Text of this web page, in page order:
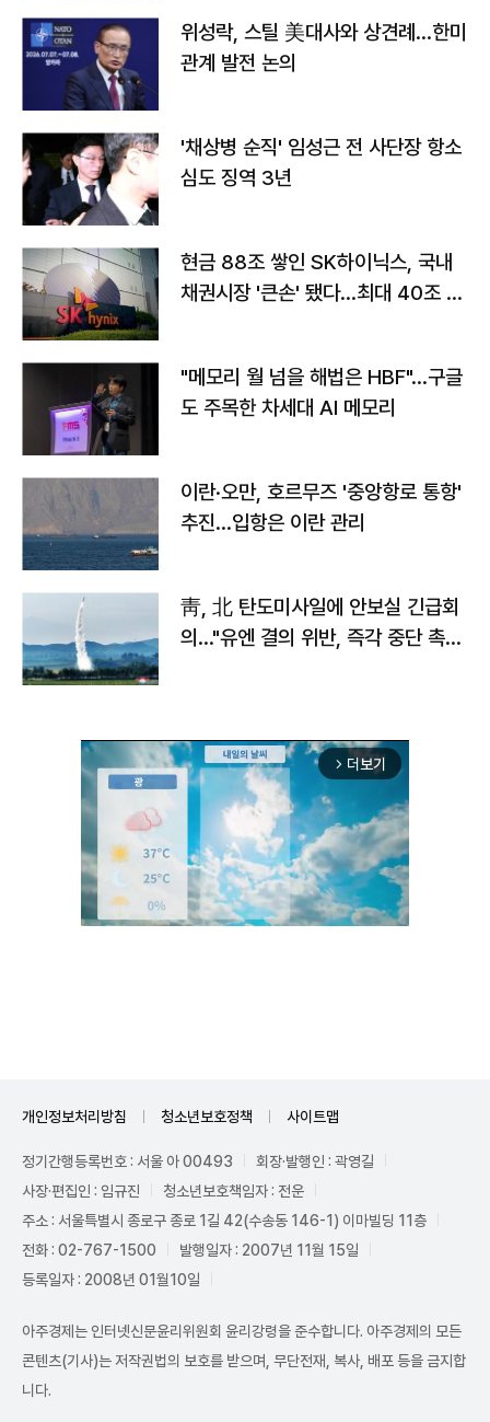
위성락, 스틸 美대사와 상견례…한미
관계 발전 논의
'채상병 순직' 임성근 전 사단장 항소
심도 징역 3년
현금 88조 쌓인 SK하이닉스, 국내
채권시장 '큰손' 됐다…최대 40조 투
"메모리 월 넘을 해법은 HBF"…구글
도 주목한 차세대 AI 메모리
이란·오만, 호르무즈 '중앙항로 통항'
추진…입항은 이란 관리
靑, 北 탄도미사일에 안보실 긴급회
의…"유엔 결의 위반, 즉각 중단 촉
arrow_forward_ios 더보기
개인정보처리방침 청소년보호정책 사이트맵
정기간행등록번호 : 서울 아 00493
회장·발행인 : 곽영길
사장·편집인 : 임규진
청소년보호책임자 : 전운
주소 : 서울특별시 종로구 종로 1길 42(수송동 146-1) 이마빌딩 11층
전화 : 02-767-1500
발행일자 : 2007년 11월 15일
등록일자 : 2008년 01월10일
아주경제는 인터넷신문윤리위원회 윤리강령을 준수합니다. 아주경제의 모든
콘텐츠(기사)는 저작권법의 보호를 받으며, 무단전재, 복사, 배포 등을 금지합
니다.